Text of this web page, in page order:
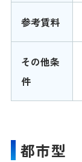
参考賃料
その他条
件
都市型